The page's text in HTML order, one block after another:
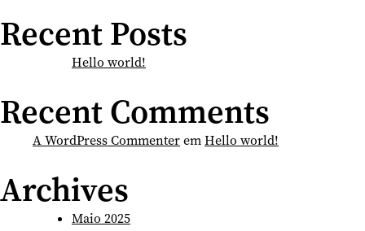
Recent Posts
Hello world!
Recent Comments
A WordPress CommenteremHello world!
Archives
Maio 2025